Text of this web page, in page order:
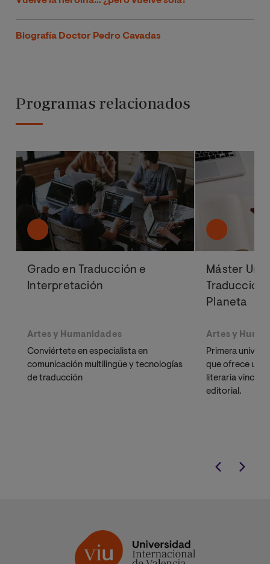
Biografía Doctor Pedro Cavadas
Programas relacionados
Grado en Traducción e
Interpretación
Artes y Humanidades
Conviértete en especialista en
comunicación multilingüe y tecnologías
de traducción
Máster
Traducción
Planeta
Artes y
Primera
que ofrece un
literaria
editorial.